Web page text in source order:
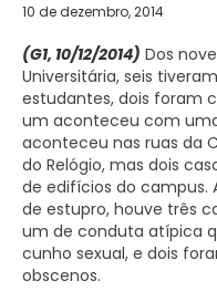
10 de dezembro, 2014
(G1, 10/12/2014) Dos
Universitária, seis
estudantes, dois foram
um aconteceu com
aconteceu nas ruas da
do Relógio, mas dois
de edifícios do campus.
de estupro, houve três
um de conduta atípica
cunho sexual, e dois
obscenos.